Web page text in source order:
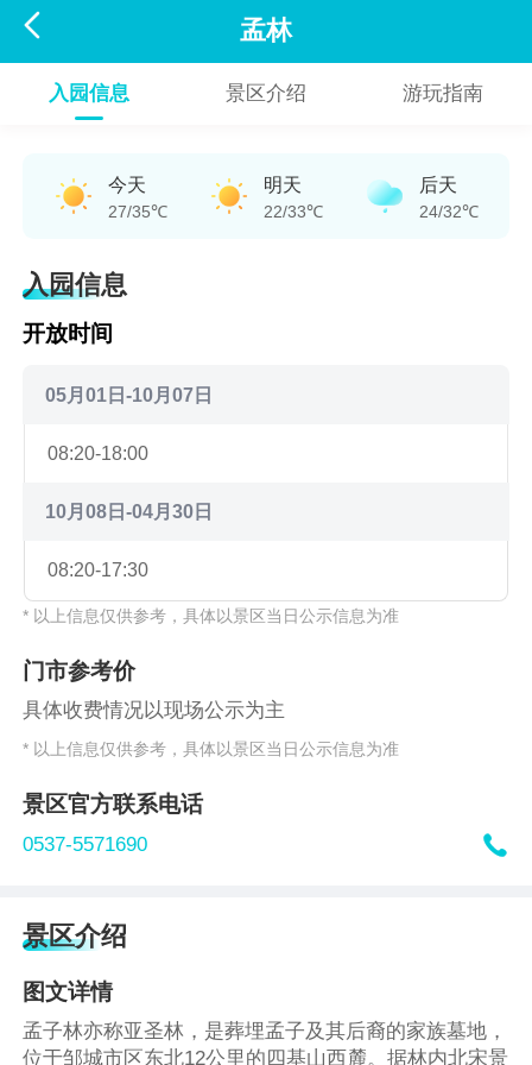
 孟林
入园信息 景区介绍 游玩指南
今天
27/35℃
明天
22/33℃
后天
24/32℃
入园信息
开放时间
05月01日-10月07日
08:20-18:00
10月08日-04月30日
08:20-17:30
* 以上信息仅供参考，具体以景区当日公示信息为准
门市参考价
具体收费情况以现场公示为主
* 以上信息仅供参考，具体以景区当日公示信息为准
景区官方联系电话
0537-5571690 
景区介绍
图文详情
孟子林亦称亚圣林，是葬埋孟子及其后裔的家族墓地，
位于邹城市区东北12公里的四基山西麓。据林内北宋景